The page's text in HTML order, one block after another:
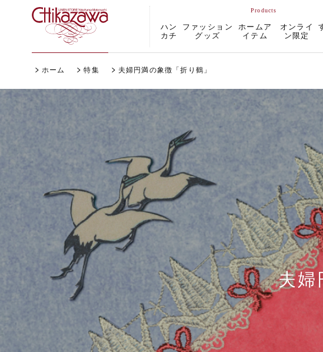
ハン
カチ
ファッション
グッズ
ホームア
イテム
オンライ
ン限定
ホーム 特集 夫婦円満の象徴「折り鶴」
夫婦